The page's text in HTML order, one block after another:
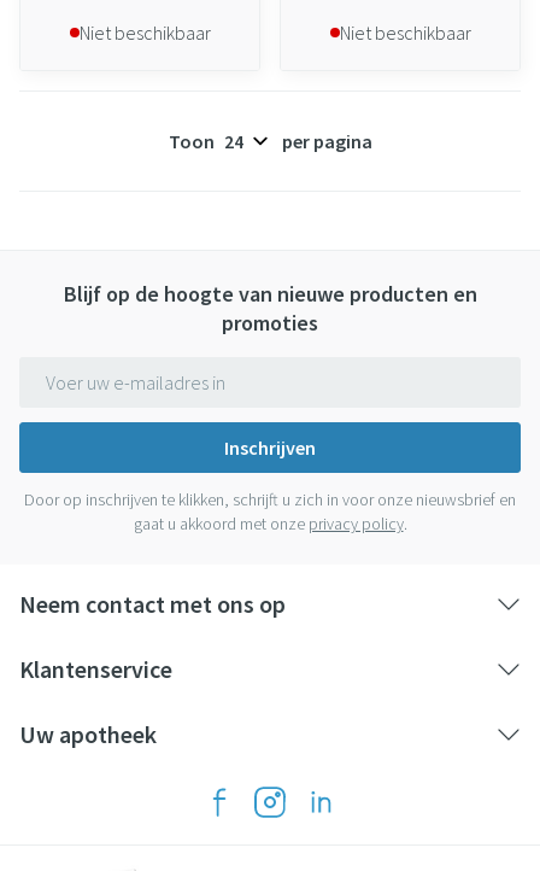
Niet beschikbaar Niet beschikbaar
Toon per pagina
Blijf op de hoogte van nieuwe producten en
promoties
Inschrijven
Door op inschrijven te klikken, schrijft u zich in voor onze nieuwsbrief en
gaat u akkoord met onze privacy policy.
Neem contact met ons op
Klantenservice
Uw apotheek